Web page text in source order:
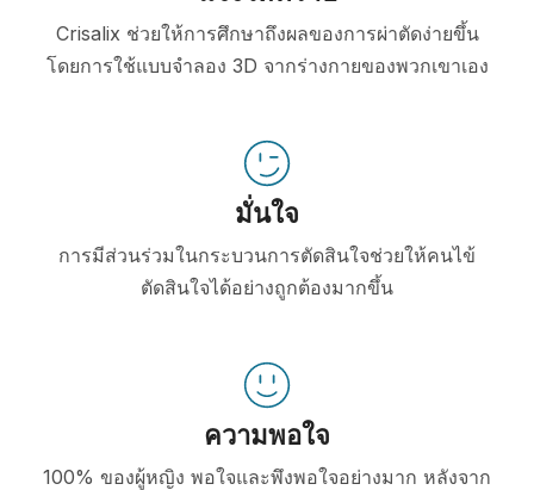
Crisalix ช่วยให้การศึกษาถึงผลของการผ่าตัดง่ายขึ้น
โดยการใช้แบบจำลอง 3D จากร่างกายของพวกเขาเอง
มั่นใจ
การมีส่วนร่วมในกระบวนการตัดสินใจช่วยให้คนไข้
ตัดสินใจได้อย่างถูกต้องมากขึ้น
ความพอใจ
100% ของผู้หญิง พอใจและพึงพอใจอย่างมาก หลังจาก